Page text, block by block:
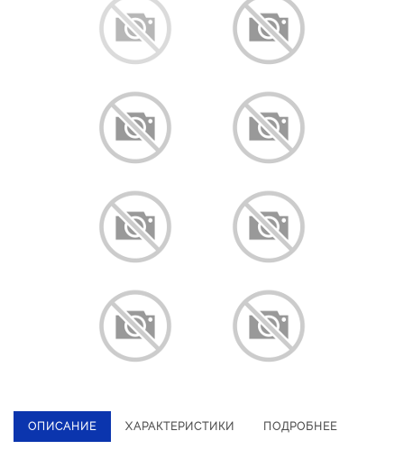
ОПИСАНИЕ ХАРАКТЕРИСТИКИ ПОДРОБНЕЕ